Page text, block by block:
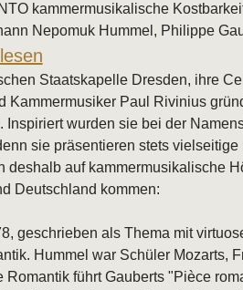
kammermusikalische
Nepomuk Hummel, Philippe
zur Veranstaltung
Staatskapelle Dresden, ihre
Kammermusiker Paul Rivinius
wurden sie bei der
sie präsentieren stets
deshalb auf kammermusikalische
Deutschland kommen:
geschrieben als Thema mit
Hummel war Schüler Mozarts,
führt Gauberts "Pièce